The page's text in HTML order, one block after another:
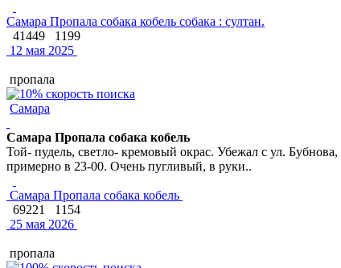
Самара Пропала собака кобель собака : султан.
41449
1199
12 мая 2025
пропала
Самара
Самара Пропала собака кобель
Той- пудель, светло- кремовый окрас. Убежал с ул.
примерно в 23-00. Очень пугливый, в руки..
Самара Пропала собака кобель
69221
1154
25 мая 2026
пропала